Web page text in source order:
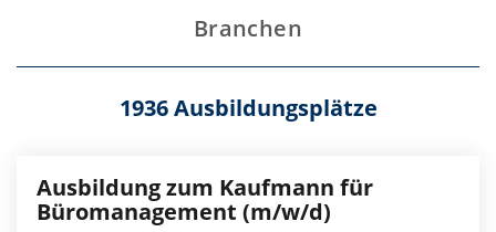
Branchen
1936 Ausbildungsplätze
Ausbildung zum Kaufmann für
Büromanagement (m/w/d)